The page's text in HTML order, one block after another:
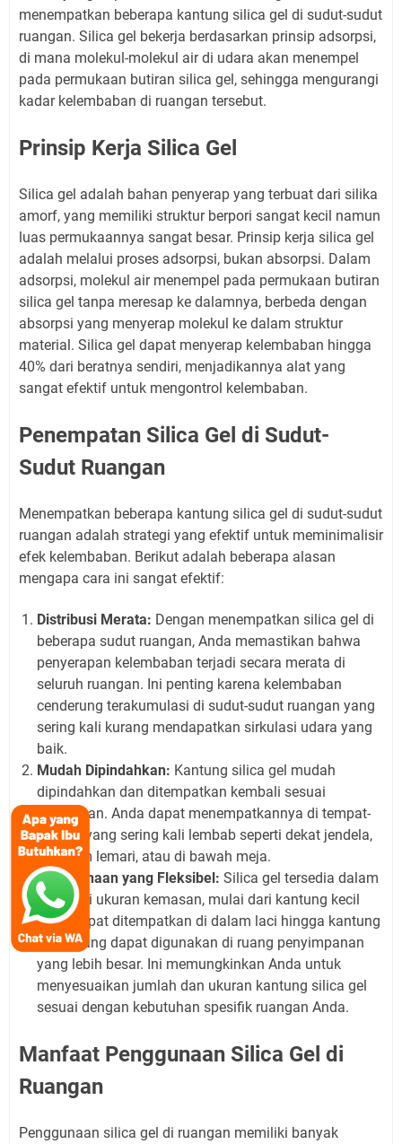
menempatkan beberapa kantung silica gel di sudut-sudut
ruangan. Silica gel bekerja berdasarkan prinsip adsorpsi,
di mana molekul-molekul air di udara akan menempel
pada permukaan butiran silica gel, sehingga mengurangi
kadar kelembaban di ruangan tersebut.
Prinsip Kerja Silica Gel
Silica gel adalah bahan penyerap yang terbuat dari silika
amorf, yang memiliki struktur berpori sangat kecil namun
luas permukaannya sangat besar. Prinsip kerja silica gel
adalah melalui proses adsorpsi, bukan absorpsi. Dalam
adsorpsi, molekul air menempel pada permukaan butiran
silica gel tanpa meresap ke dalamnya, berbeda dengan
absorpsi yang menyerap molekul ke dalam struktur
material. Silica gel dapat menyerap kelembaban hingga
40% dari beratnya sendiri, menjadikannya alat yang
sangat efektif untuk mengontrol kelembaban.
Penempatan Silica Gel di Sudut-
Sudut Ruangan
Menempatkan beberapa kantung silica gel di sudut-sudut
ruangan adalah strategi yang efektif untuk meminimalisir
efek kelembaban. Berikut adalah beberapa alasan
mengapa cara ini sangat efektif:
Distribusi Merata: Dengan menempatkan silica gel di
beberapa sudut ruangan, Anda memastikan bahwa
penyerapan kelembaban terjadi secara merata di
seluruh ruangan. Ini penting karena kelembaban
cenderung terakumulasi di sudut-sudut ruangan yang
sering kali kurang mendapatkan sirkulasi udara yang
baik.
Mudah Dipindahkan: Kantung silica gel mudah
dipindahkan dan ditempatkan kembali sesuai
kebutuhan. Anda dapat menempatkannya di tempat-
tempat yang sering kali lembab seperti dekat jendela,
di dalam lemari, atau di bawah meja.
Penggunaan yang Fleksibel: Silica gel tersedia dalam
berbagai ukuran kemasan, mulai dari kantung kecil
yang dapat ditempatkan di dalam laci hingga kantung
besar yang dapat digunakan di ruang penyimpanan
yang lebih besar. Ini memungkinkan Anda untuk
menyesuaikan jumlah dan ukuran kantung silica gel
sesuai dengan kebutuhan spesifik ruangan Anda.
Manfaat Penggunaan Silica Gel di
Ruangan
Penggunaan silica gel di ruangan memiliki banyak